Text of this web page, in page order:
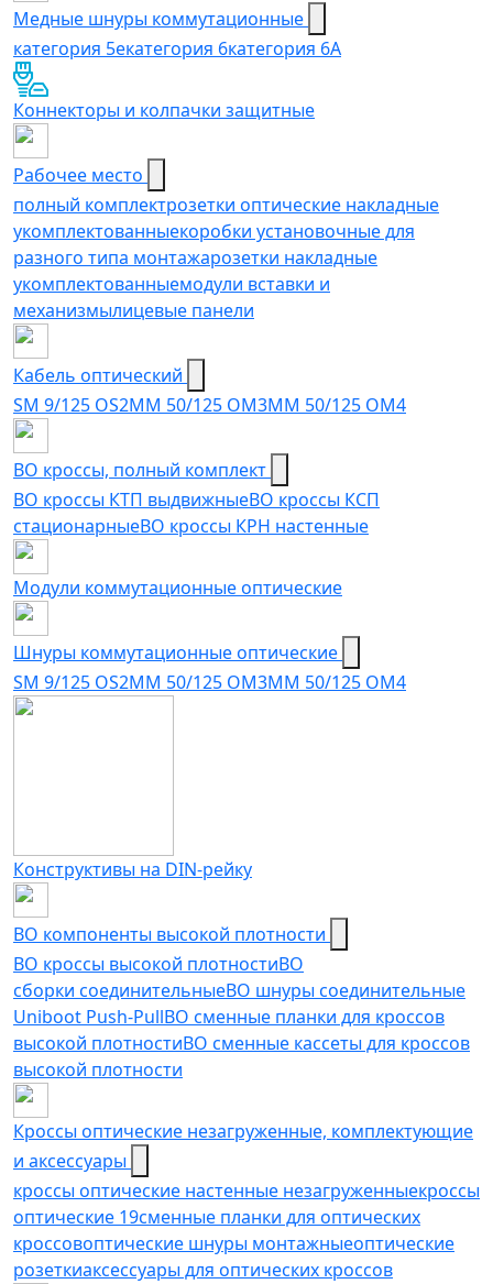
Медные шнуры коммутационные
категория 5eкатегория 6категория 6A
Коннекторы и колпачки защитные
Рабочее место
полный комплектрозетки оптические накладные
укомплектованныекоробки установочные для
разного типа монтажарозетки накладные
укомплектованныемодули вставки и
механизмылицевые панели
Кабель оптический
SM 9/125 OS2MM 50/125 OM3MM 50/125 OM4
ВО кроссы, полный комплект
ВО кроссы КТП выдвижныеВО кроссы КСП
стационарныеВО кроссы КРН настенные
Модули коммутационные оптические
Шнуры коммутационные оптические
SM 9/125 OS2MM 50/125 OM3MM 50/125 OM4
Конструктивы на DIN-рейку
ВО компоненты высокой плотности
ВО кроссы высокой плотностиВО
сборки соединительныеВО шнуры соединительные
Uniboot Push-PullВО сменные планки для кроссов
высокой плотностиВО сменные кассеты для кроссов
высокой плотности
Кроссы оптические незагруженные, комплектующие
и аксессуары
кроссы оптические настенные незагруженныекроссы
оптические 19сменные планки для оптических
кроссовоптические шнуры монтажныеоптические
розеткиаксессуары для оптических кроссов